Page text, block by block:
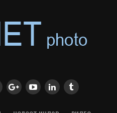
МУАЖ Д.Цэрэндарьзавт